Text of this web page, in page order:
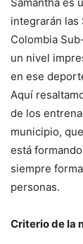
integrarán las
Colombia
un nivel
en ese
Aquí
de los
municipio,
está
siempre
personas.
Criterio de la